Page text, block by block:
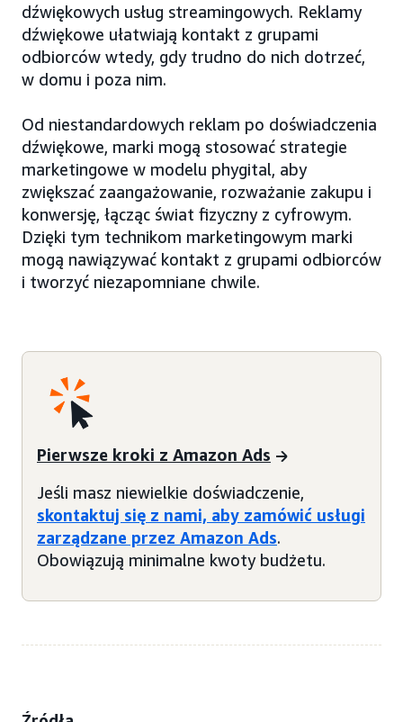
dźwiękowych usług streamingowych. Reklamy
dźwiękowe ułatwiają kontakt z grupami
odbiorców wtedy, gdy trudno do nich dotrzeć,
w domu i poza nim.
Od niestandardowych reklam po doświadczenia
dźwiękowe, marki mogą stosować strategie
marketingowe w modelu phygital, aby
zwiększać zaangażowanie, rozważanie zakupu i
konwersję, łącząc świat fizyczny z cyfrowym.
Dzięki tym technikom marketingowym marki
mogą nawiązywać kontakt z grupami odbiorców
i tworzyć niezapomniane chwile.
Pierwsze kroki z Amazon Ads
Jeśli masz niewielkie doświadczenie,
skontaktuj się z nami, aby zamówić usługi
zarządzane przez Amazon Ads.
Obowiązują minimalne kwoty budżetu.